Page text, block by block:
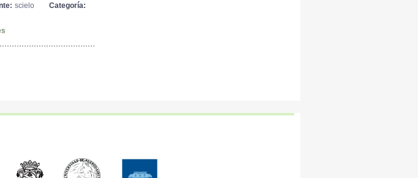
scielo
Categoría: